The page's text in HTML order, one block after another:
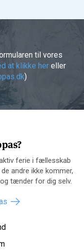
til vores
at klikke hereller
)
ferie i fællesskab
andre ikke kommer,
tænder for dig selv.